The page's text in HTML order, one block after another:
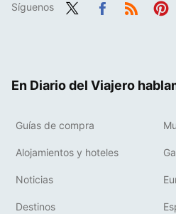
Síguenos
En Diario del Viajero
Guías de compra
Alojamientos y hoteles
Noticias
Destinos